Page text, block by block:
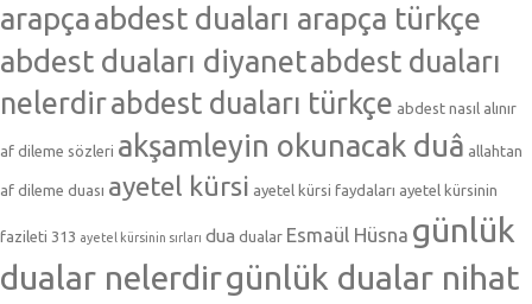
arapçaabdest duaları arapça türkçe
abdest duaları diyanetabdest duaları
nelerdirabdest duaları türkçe abdest nasıl alınır
af dileme sözleri akşamleyin okunacak duâ allahtan
af dileme duası ayetel kürsi ayetel kürsi faydaları ayetel kürsinin
fazileti 313 ayetel kürsinin sırları dua dualar Esmaül Hüsna günlük
dualar nelerdirgünlük dualar nihat